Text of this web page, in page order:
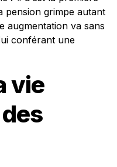
pension grimpe autant
augmentation va sans
conférant une
vie